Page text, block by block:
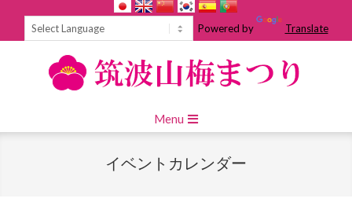
Powered by Translate
Navigation
Menu
イベントカレンダー